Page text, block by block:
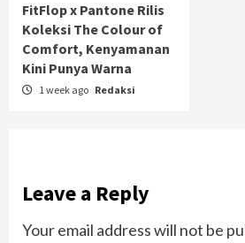
FitFlop x Pantone Rilis
Koleksi The Colour of
Comfort, Kenyamanan
Kini Punya Warna
1 week ago Redaksi
Leave a Reply
Your email address will not be